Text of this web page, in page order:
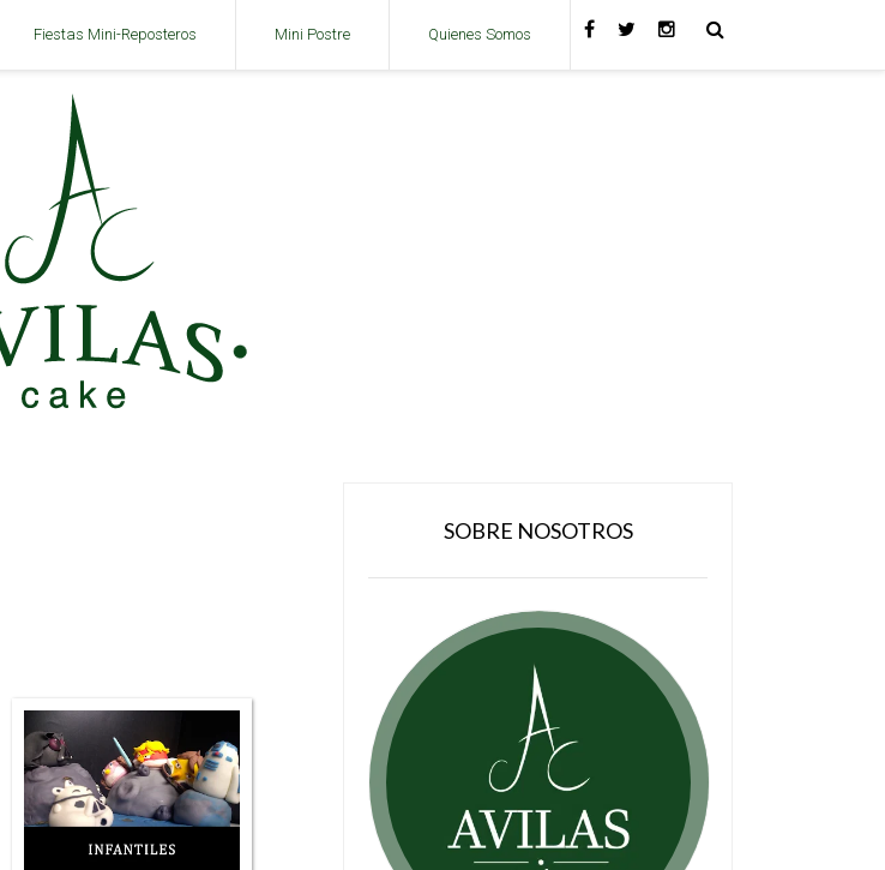
Fiestas Mini-Reposteros Mini Postre Quienes Somos
SOBRE NOSOTROS